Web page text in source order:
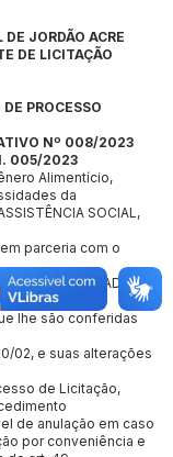
JORDÃO ACRE
DE LICITAÇÃO
PROCESSO
Nº 008/2023
005/2023
Alimentício,
da
SOCIAL,
em parceria com o
JORDÃO, ESTADO DO
lhe são conferidas
02, e suas alterações
de Licitação,
de anulação em caso
por conveniência e